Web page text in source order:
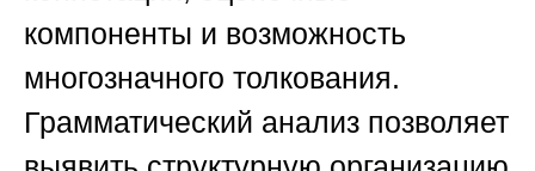
компоненты и возможность
многозначного толкования.
Грамматический анализ позволяет